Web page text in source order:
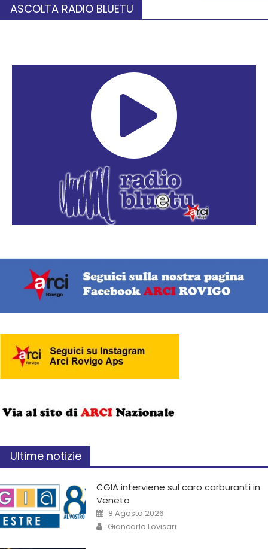
ASCOLTA RADIO BLUETU
Ultime notizie
CGIA interviene sul caro carburanti in
Veneto
8 Agosto 2026
Giancarlo Lovisari